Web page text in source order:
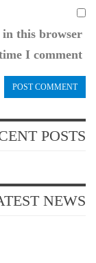
in this browser
I comment.
POSTS
NEWS